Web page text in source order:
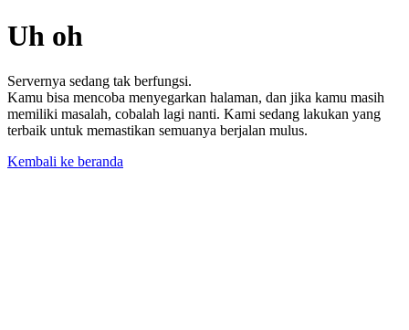
Uh oh
Servernya sedang tak berfungsi.
Kamu bisa mencoba menyegarkan halaman, dan jika kamu masih
memiliki masalah, cobalah lagi nanti. Kami sedang lakukan yang
terbaik untuk memastikan semuanya berjalan mulus.
Kembali ke beranda